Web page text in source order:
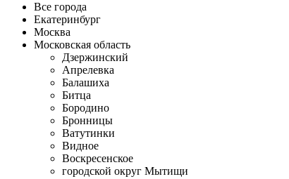
Все города
Екатеринбург
Москва
Московская область
Дзержинский
Апрелевка
Балашиха
Битца
Бородино
Бронницы
Ватутинки
Видное
Воскресенское
городской округ Мытищи